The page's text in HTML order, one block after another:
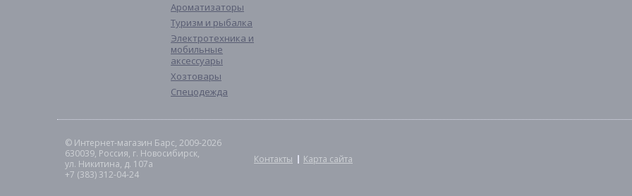
Ароматизаторы
Туризм и рыбалка
Электротехника и
мобильные
аксессуары
Хозтовары
Спецодежда
© Интернет-магазин Барс, 2009-2026
630039, Россия, г. Новосибирск,
ул. Никитина, д. 107а
+7 (383) 312-04-24
Контакты Карта сайта